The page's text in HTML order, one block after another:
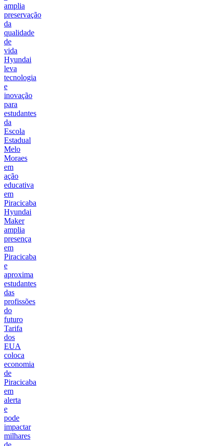
amplia
preservação
da
qualidade
de
vida
Hyundai
leva
tecnologia
e
inovação
para
estudantes
da
Escola
Estadual
Melo
Moraes
em
ação
educativa
em
Piracicaba
Hyundai
Maker
amplia
presença
em
Piracicaba
e
aproxima
estudantes
das
profissões
do
futuro
Tarifa
dos
EUA
coloca
economia
de
Piracicaba
em
alerta
e
pode
impactar
milhares